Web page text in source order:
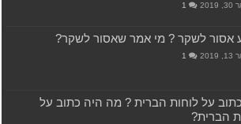
1
אסור לשקר ? מי אמר שאסור לשקר?
1
על לוחות הברית ? מה היה כתוב על
הברית?